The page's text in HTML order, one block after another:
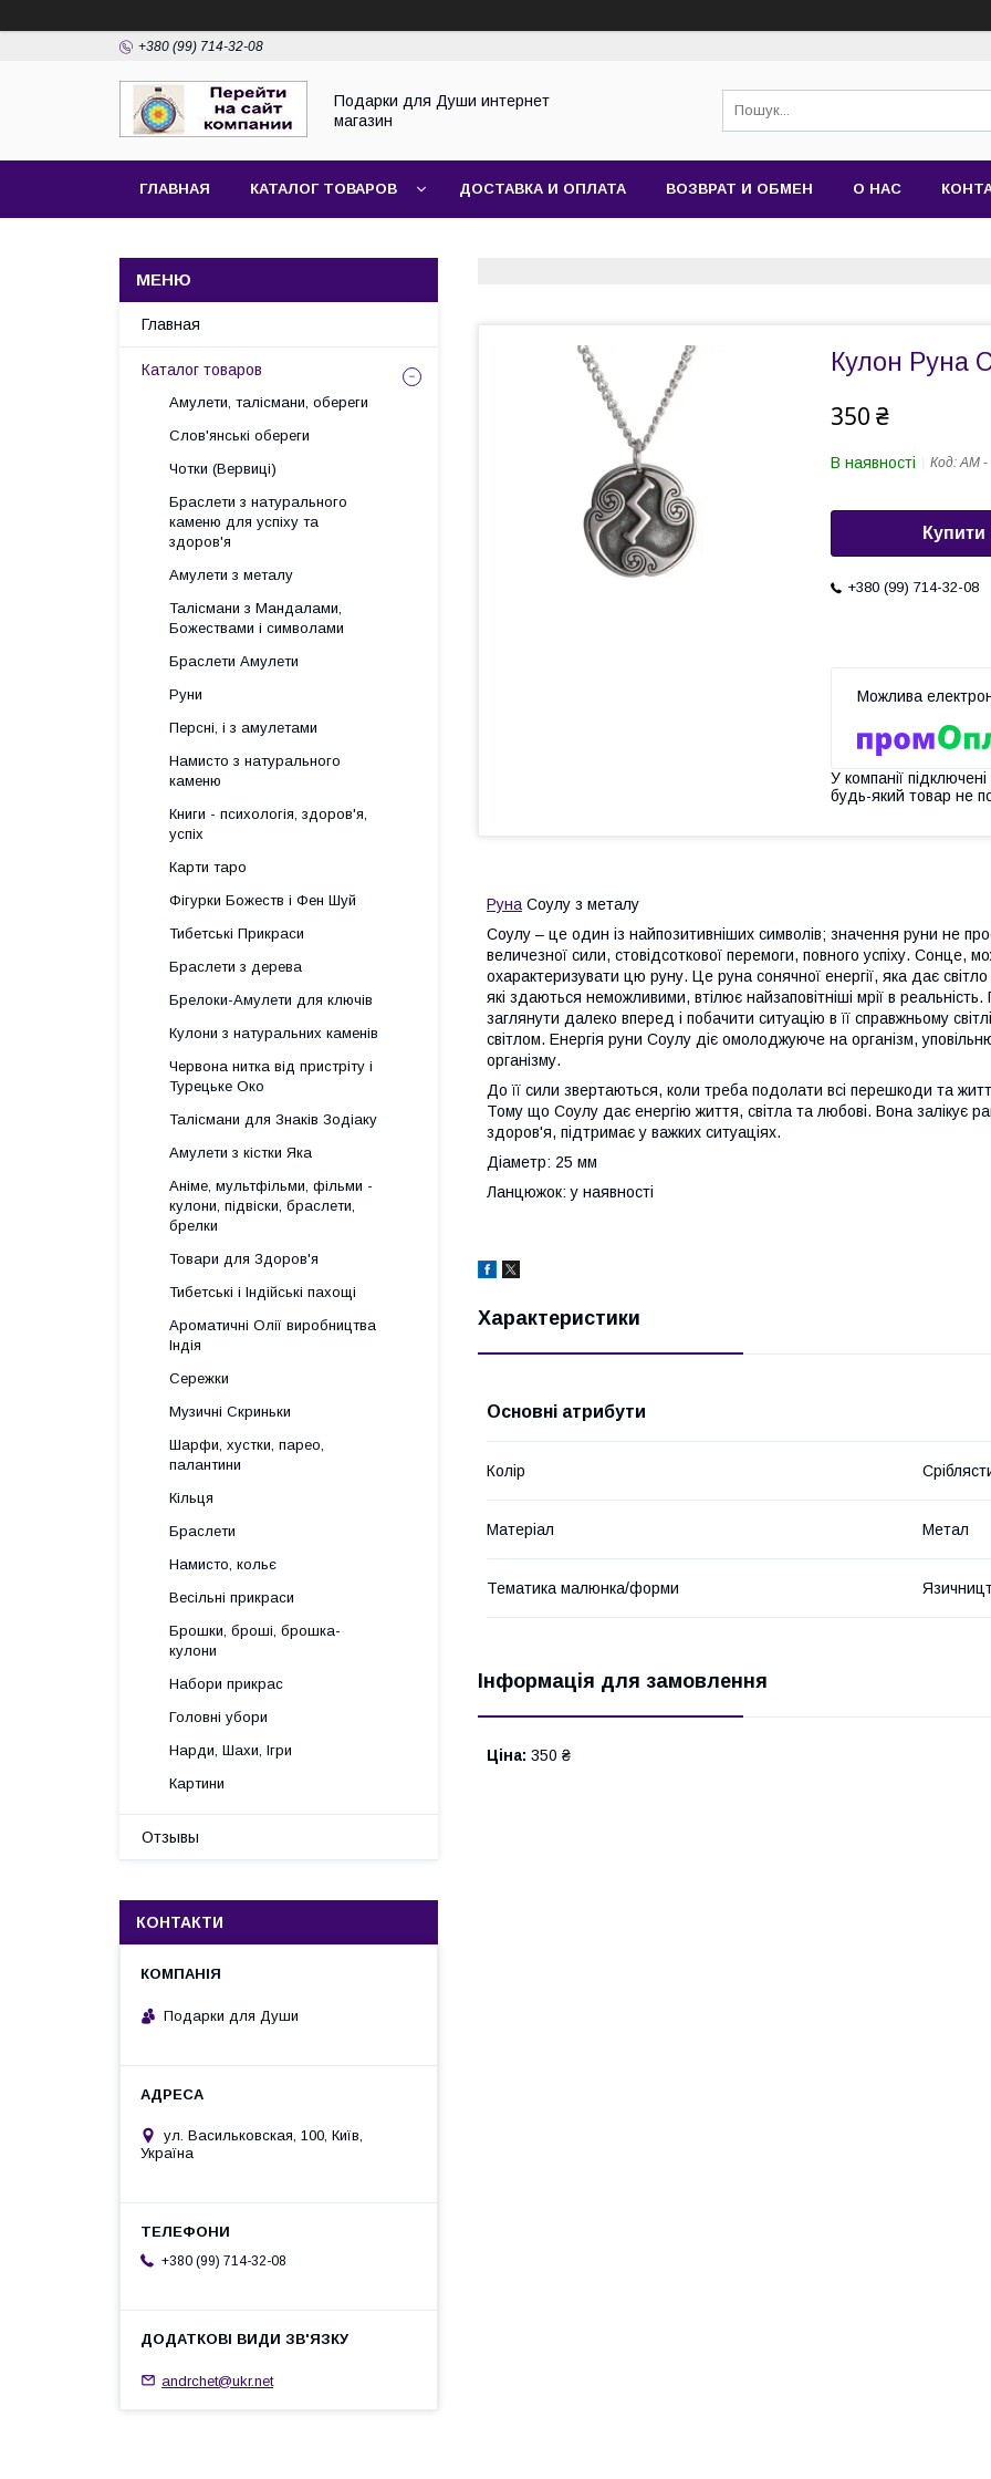
+380 (99) 714-32-08
Подарки для Души интернет
магазин
ГЛАВНАЯ КАТАЛОГ ТОВАРОВ ДОСТАВКА И ОПЛАТА ВОЗВРАТ И ОБМЕН О НАС
Кулон Руна
350 ₴
В наявності Код:AM
Купити
+380 (99) 714-32-08
У компанії
будь-який товар не
РунаСоулу з металу
Соулу – це один із найпозитивніших символів; значення руни не
величезної сили, стовідсоткової перемоги, повного успіху. Сонце,
охарактеризувати цю руну. Це руна сонячної енергії, яка дає
які здаються неможливими, втілює найзаповітніші мрії в
заглянути далеко вперед і побачити ситуацію в її справжньому
світлом. Енергія руни Соулу діє омолоджуюче на організм,
організму.
До її сили звертаються, коли треба подолати всі перешкоди та
Тому що Соулу дає енергію життя, світла та любові. Вона залікує
здоров'я, підтримає у важких ситуаціях.
Діаметр: 25 мм
Ланцюжок: у наявності
Характеристики
Основні атрибути
Колір
Матеріал Метал
Тематика малюнка/форми
Інформація для замовлення
Ціна: 350 ₴
Главная
Каталог товаров
Амулети, талісмани, обереги
Слов'янські обереги
Чотки (Вервиці)
Браслети з натурального
каменю для успіху та
здоров'я
Амулети з металу
Талісмани з Мандалами,
Божествами і символами
Браслети Амулети
Руни
Персні, і з амулетами
Намисто з натурального
каменю
Книги - психологія, здоров'я,
успіх
Карти таро
Фігурки Божеств і Фен Шуй
Тибетські Прикраси
Браслети з дерева
Брелоки-Амулети для ключів
Кулони з натуральних каменів
Червона нитка від пристріту і
Турецьке Око
Талісмани для Знаків Зодіаку
Амулети з кістки Яка
Аніме, мультфільми, фільми -
кулони, підвіски, браслети,
брелки
Товари для Здоров'я
Тибетські і Індійські пахощі
Ароматичні Олії виробництва
Індія
Сережки
Музичні Скриньки
Шарфи, хустки, парео,
палантини
Кільця
Браслети
Намисто, кольє
Весільні прикраси
Брошки, броші, брошка-
кулони
Набори прикрас
Головні убори
Нарди, Шахи, Ігри
Картини
Отзывы
КОНТАКТИ
Подарки для Души
ул. Васильковская, 100, Київ,
Україна
+380 (99) 714-32-08
andrchet@ukr.net